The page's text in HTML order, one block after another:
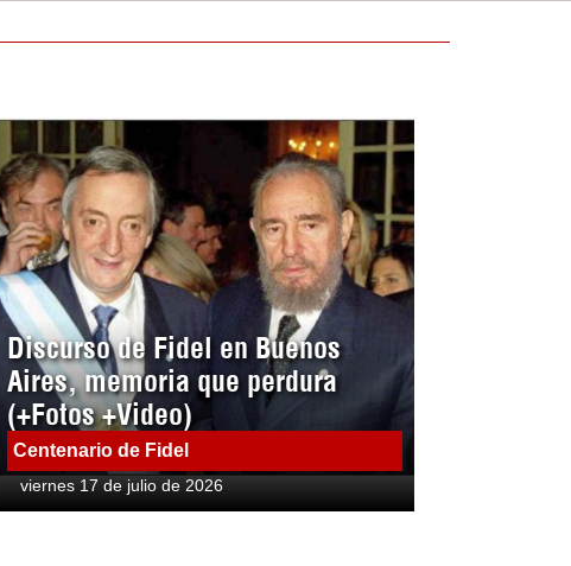
Discurso de Fidel en Buenos
Aires, memoria que perdura
(+Fotos +Video)
Centenario de Fidel
viernes 17 de julio de 2026